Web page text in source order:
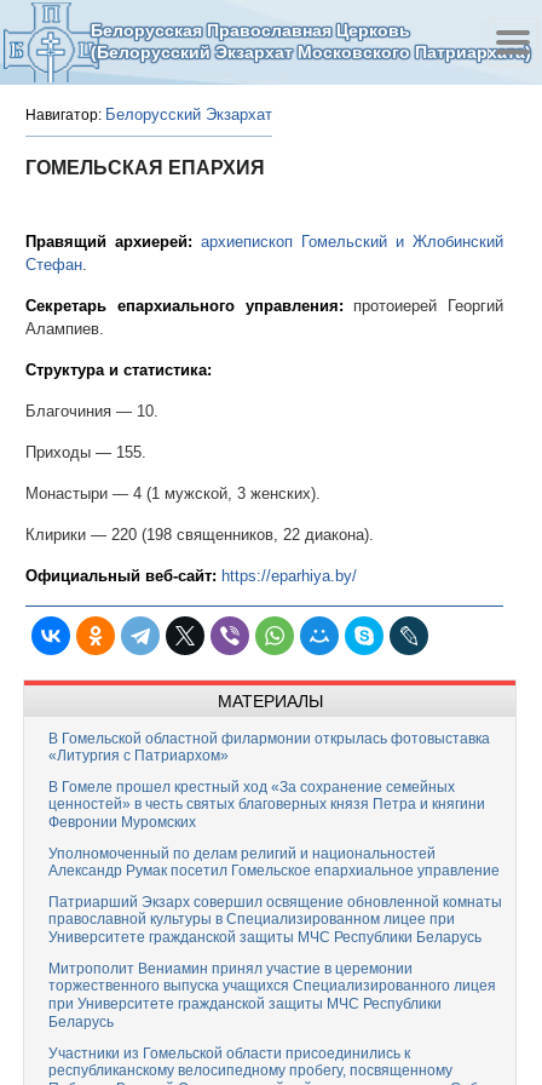
Белорусская Православная Церковь
(Белорусский Экзархат Московского Патриархата)
Навигатор: Белорусский Экзархат
ГОМЕЛЬСКАЯ ЕПАРХИЯ
Правящий архиерей: архиепископ Гомельский и Жлобинский
Стефан.
Секретарь епархиального управления: протоиерей Георгий
Алампиев.
Структура и статистика:
Благочиния — 10.
Приходы — 155.
Монастыри — 4 (1 мужской, 3 женских).
Клирики — 220 (198 священников, 22 диакона).
Официальный веб-сайт: https://eparhiya.by/
МАТЕРИАЛЫ
В Гомельской областной филармонии открылась фотовыставка
«Литургия с Патриархом»
В Гомеле прошел крестный ход «За сохранение семейных
ценностей» в честь святых благоверных князя Петра и княгини
Февронии Муромских
Уполномоченный по делам религий и национальностей
Александр Румак посетил Гомельское епархиальное управление
Патриарший Экзарх совершил освящение обновленной комнаты
православной культуры в Специализированном лицее при
Университете гражданской защиты МЧС Республики Беларусь
Митрополит Вениамин принял участие в церемонии
торжественного выпуска учащихся Специализированного лицея
при Университете гражданской защиты МЧС Республики
Беларусь
Участники из Гомельской области присоединились к
республиканскому велосипедному пробегу, посвященному